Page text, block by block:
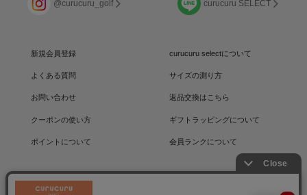
@curucuru_golf curucuru SELECT
新規会員登録 curucuru selectについて
よくある質問 サイズの測り方
お問い合わせ 返品交換はこちら
クーポンの使い方 ギフトラッピングについて
ポイントについて 会員ランクについて